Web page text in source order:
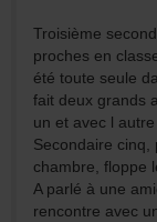
Troisième
proches en
été toute seule
fait deux grands
un et avec l
Secondaire cinq,
chambre, floppe
A parlé à une
rencontre avec